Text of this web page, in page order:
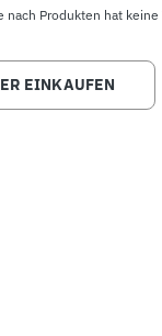
nach Produkten hat
EINKAUFEN